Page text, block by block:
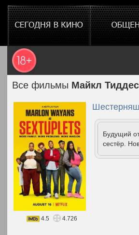
Все фильмы Майкл Тиддес
Будущий
сестёр.
4.5 4.726